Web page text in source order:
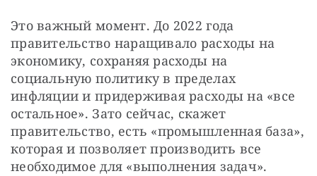
Это важный момент. До 2022 года
правительство наращивало расходы на
экономику, сохраняя расходы на
социальную политику в пределах
инфляции и придерживая расходы на «все
остальное». Зато сейчас, скажет
правительство, есть «промышленная база»,
которая и позволяет производить все
необходимое для «выполнения задач».